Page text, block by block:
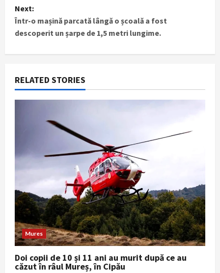
t
n
a
v
i
t
i
o
n
Next:
Într-o mașină parcată lângă o școală a fost
descoperit un șarpe de 1,5 metri lungime.
RELATED STORIES
Mures
Doi copii de 10 și 11 ani au murit după ce au
căzut în râul Mureș, în Cipău